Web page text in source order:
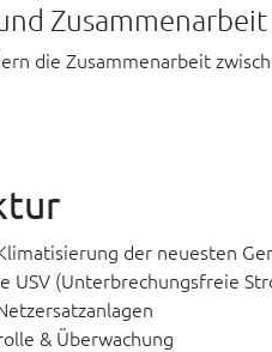
Zusammenarbeit
die Zusammenarbeit
der neuesten
USV (Unterbrechungsfreie
& Überwachung